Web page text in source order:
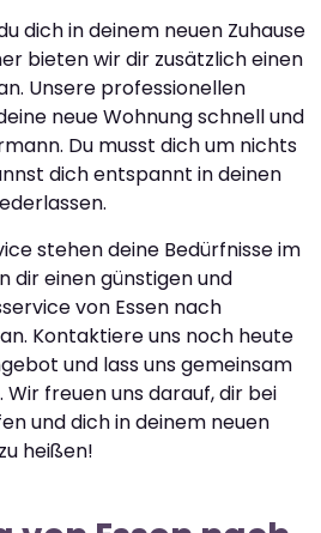
dich in deinem neuen Zuhause
bieten wir dir zusätzlich einen
Unsere professionellen
neue Wohnung schnell und
Du musst dich um nichts
dich entspannt in deinen
stehen deine Bedürfnisse im
dir einen günstigen und
von Essen nach
Kontaktiere uns noch heute
und lass uns gemeinsam
freuen uns darauf, dir bei
und dich in deinem neuen
heißen!